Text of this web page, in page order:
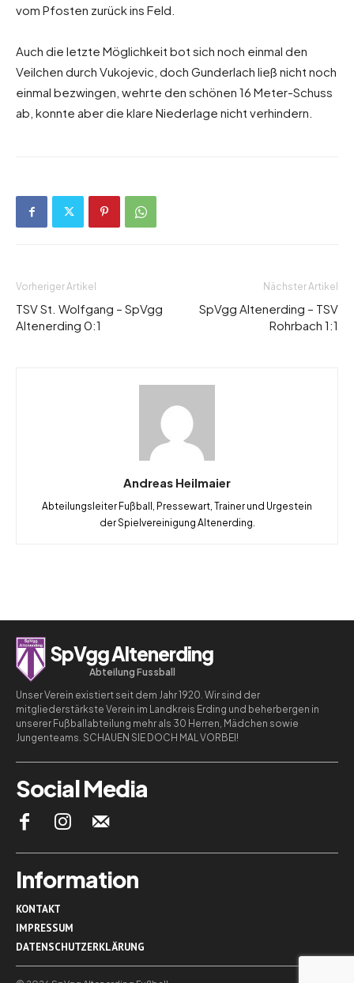
vom Pfosten zurück ins Feld.
Auch die letzte Möglichkeit bot sich noch einmal den
Veilchen durch Vukojevic, doch Gunderlach ließ nicht noch
einmal bezwingen, wehrte den schönen 16 Meter-Schuss
ab, konnte aber die klare Niederlage nicht verhindern.
Vorheriger Artikel
TSV St. Wolfgang – SpVgg
Altenerding 0:1
Nächster Artikel
SpVgg Altenerding – TSV
Rohrbach 1:1
Andreas Heilmaier
Abteilungsleiter Fußball, Pressewart, Trainer und Urgestein
der Spielvereinigung Altenerding.
SpVgg Altenerding
Abteilung Fussball
Unser Verein existiert seit dem Jahr 1920. Wir sind der
mitgliederstärkste Verein im Landkreis Erding und beherbergen in
unserer Fußballabteilung mehr als 30 Herren, Mädchen sowie
Jungenteams. SCHAUEN SIE DOCH MAL VORBEI!
Social Media
Information
KONTAKT
IMPRESSUM
DATENSCHUTZERKLÄRUNG